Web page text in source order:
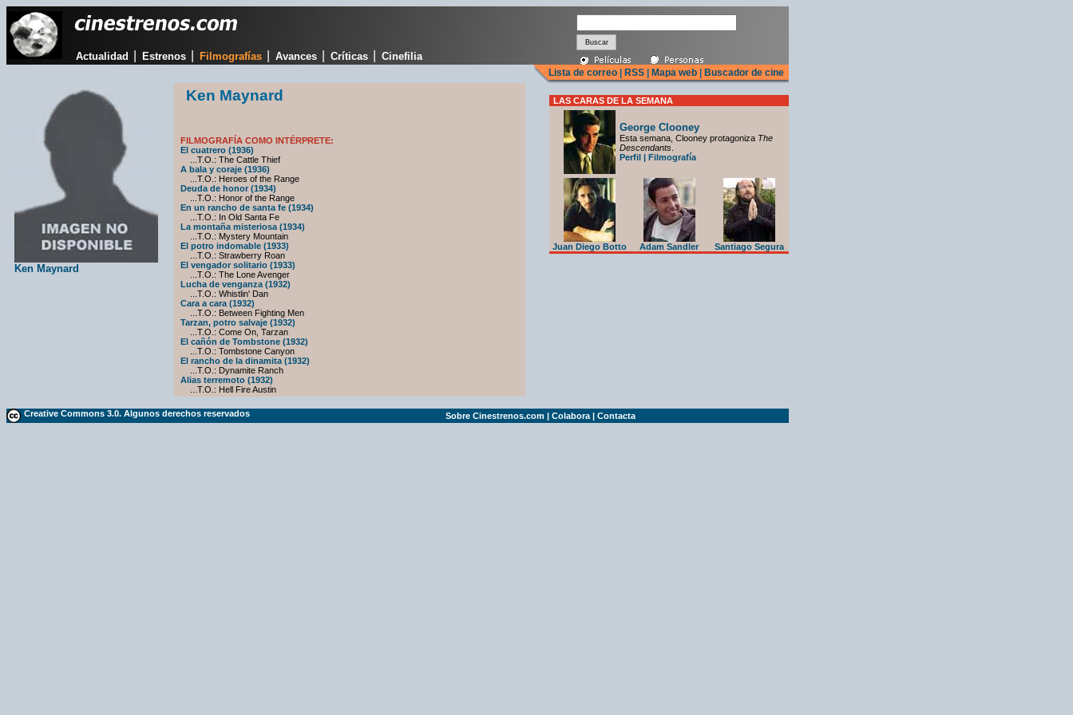
Actualidad Estrenos Filmografías Avances Críticas Cinefilia
Lista de correo RSS Mapa web Buscador de cine
Ken Maynard
Ken Maynard
FILMOGRAFÍA COMO INTÉRPRETE:
El cuatrero (1936)
...T.O.: The Cattle Thief
A bala y coraje (1936)
...T.O.: Heroes of the Range
Deuda de honor (1934)
...T.O.: Honor of the Range
En un rancho de santa fe (1934)
...T.O.: In Old Santa Fe
La montaña misteriosa (1934)
...T.O.: Mystery Mountain
El potro indomable (1933)
...T.O.: Strawberry Roan
El vengador solitario (1933)
...T.O.: The Lone Avenger
Lucha de venganza (1932)
...T.O.: Whistlin' Dan
Cara a cara (1932)
...T.O.: Between Fighting Men
Tarzan, potro salvaje (1932)
...T.O.: Come On, Tarzan
El cañón de Tombstone (1932)
...T.O.: Tombstone Canyon
El rancho de la dinamita (1932)
...T.O.: Dynamite Ranch
Alias terremoto (1932)
...T.O.: Hell Fire Austin
LAS CARAS DE LA SEMANA
George Clooney
Esta semana, Clooney protagoniza The
Descendants
Perfil | Filmografía
Juan Diego Botto Adam Sandler Santiago Segura
Creative Commons 3.0. Algunos derechos reservados Sobre Cinestrenos.com | Colabora | Contacta